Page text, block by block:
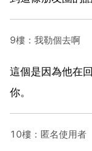
9樓：我勒個去啊
這個是因為他在
你。
10樓：匿名使用者